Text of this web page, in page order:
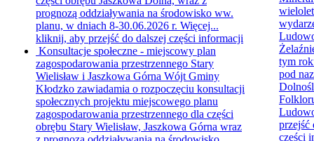
prognozą oddziaływania na środowisko ww.
planu, w dniach 8-30.06.2026 r. Więcej...
kliknij, aby przejść do dalszej części informacji
Konsultacje społeczne - miejscowy plan
zagospodarowania przestrzennego Stary
Wielisław i Jaszkowa Górna Wójt Gminy
Kłodzko zawiadamia o rozpoczęciu konsultacji
społecznych projektu miejscowego planu
zagospodarowania przestrzennego dla części
obrębu Stary Wielisław, Jaszkowa Górna wraz
tym
pod
przejść
części